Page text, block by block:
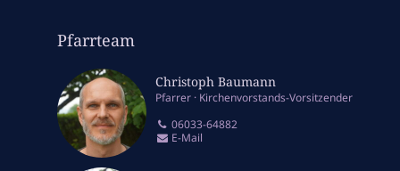
Pfarrteam
Christoph Baumann
Pfarrer Kirchenvorstands-Vorsitzender
06033-64882
E-Mail